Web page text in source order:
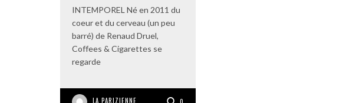
INTEMPOREL Né en 2011 du
coeur et du cerveau (un peu
barré) de Renaud Druel,
Coffees & Cigarettes se
regarde
LA PARIZIENNE